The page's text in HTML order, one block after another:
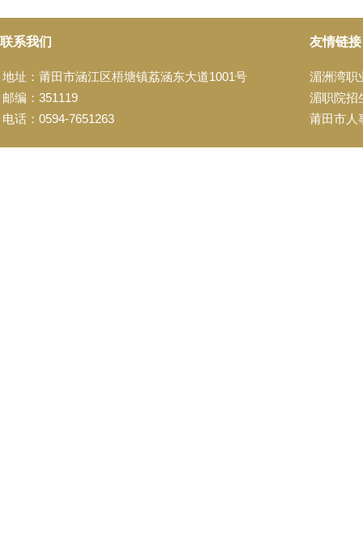
联系我们
地址：莆田市涵江区梧塘镇荔涵东大道1001号
邮编：351119
电话：0594-7651263
友情链接
湄洲湾职
湄职院招
莆田市人